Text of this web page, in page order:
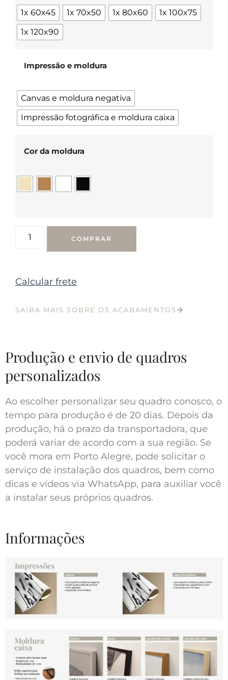
1x 60x45 1x 70x50 1x 80x60
1x 100x75
1x 120x90
Impressão e moldura
Canvas e moldura negativa
Impressão fotográfica e moldura caixa
Cor da moldura
COMPRAR
Calcular frete
SAIBA MAIS SOBRE OS ACABAMENTOS
Produção e envio de quadros
personalizados
Ao escolher personalizar seu quadro conosco, o
tempo para produção é de 20 dias. Depois da
produção, há o prazo da transportadora, que
poderá variar de acordo com a sua região. Se
você mora em Porto Alegre, pode solicitar o
serviço de instalação dos quadros, bem como
dicas e vídeos via WhatsApp, para auxiliar você
a instalar seus próprios quadros.
Informações